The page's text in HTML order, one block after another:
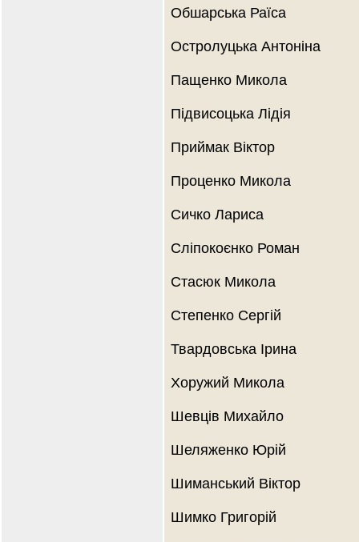
Обшарська Раїса
Остролуцька Антоніна
Пащенко Микола
Підвисоцька Лідія
Приймак Віктор
Проценко Микола
Сичко Лариса
Сліпокоєнко Роман
Стасюк Микола
Степенко Сергій
Твардовська Ірина
Хоружий Микола
Шевців Михайло
Шеляженко Юрій
Шиманський Віктор
Шимко Григорій